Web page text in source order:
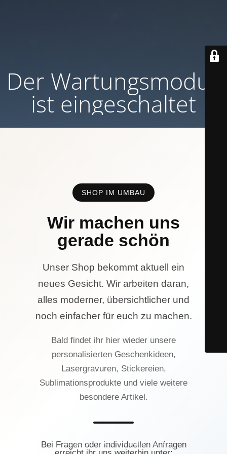
Der Wartungsmodus
ist eingeschaltet
SHOP IM UMBAU
Wir machen uns
gerade schön
Unser Shop bekommt aktuell ein
neues Gesicht. Wir arbeiten daran,
alles moderner, übersichtlicher und
noch einfacher für euch zu machen.
Bald findet ihr hier wieder unsere
personalisierten Geschenkideen,
Lasergravuren, Stickereien,
Sublimationsprodukte und viele weitere
besondere Artikel.
Bei Fragen oder individuellen Anfragen
© Lasercrew Hamburg 2023